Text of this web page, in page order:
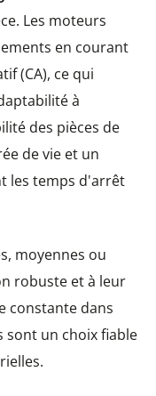
Les moteurs
en courant
(CA), ce qui
à
des pièces de
de vie et un
les temps d'arrêt
moyennes ou
robuste et à leur
constante dans
sont un choix fiable